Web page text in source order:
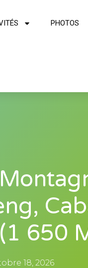
PHOTOS
650
18, 2026